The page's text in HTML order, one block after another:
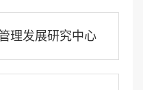
理发展研究中心